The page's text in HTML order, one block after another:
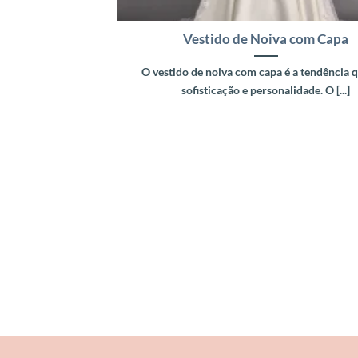
Vestido de Noiva com Capa
O vestido de noiva com capa é a tendência
sofisticação e personalidade. O [...]